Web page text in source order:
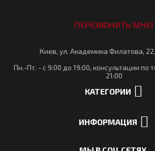
ПЕРЕЗВОНИТЬ МНЕ!
Киев, ул. Академика Филатова,
Пн.-Пт. - с 9:00 до 19:00, консультации по
21:00
КАТЕГОРИИ
ИНФОРМАЦИЯ